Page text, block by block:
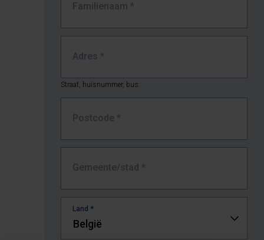
Familienaam *
Adres *
Straat, huisnummer, bus.
Postcode *
Gemeente/stad *
Land *